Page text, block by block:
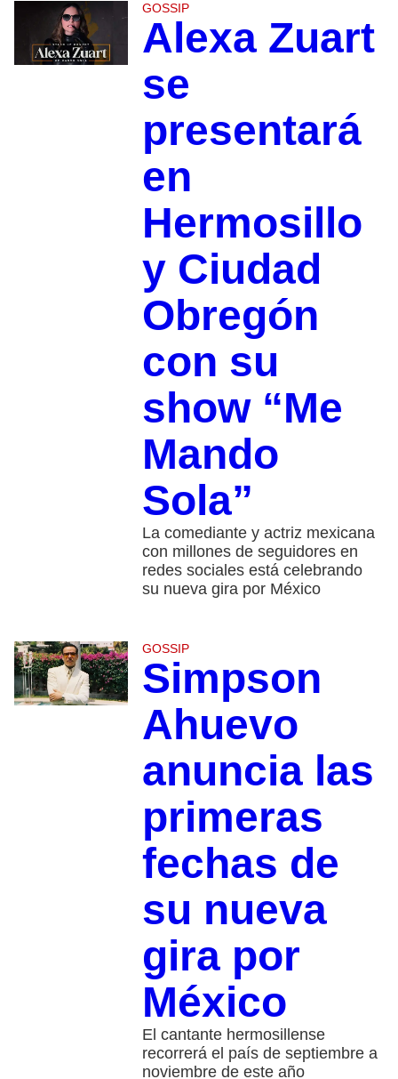
GOSSIP
Alexa Zuart
se
presentará
en
Hermosillo
y Ciudad
Obregón
con su
show “Me
Mando
Sola”
La comediante y actriz mexicana
con millones de seguidores en
redes sociales está celebrando
su nueva gira por México
GOSSIP
Simpson
Ahuevo
anuncia las
primeras
fechas de
su nueva
gira por
México
El cantante hermosillense
recorrerá el país de septiembre a
noviembre de este año